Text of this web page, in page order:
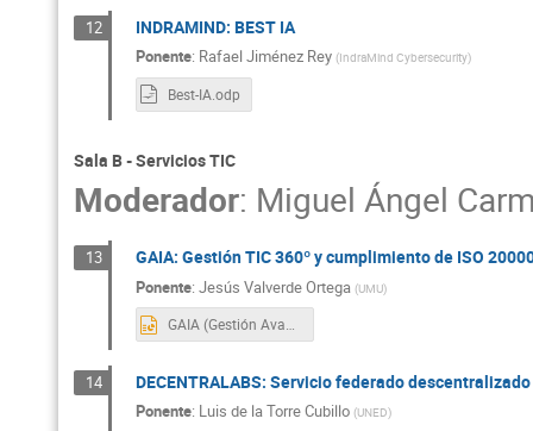
12 INDRAMIND: BEST IA
Ponente: Rafael Jiménez Rey (IndraMind Cybersecurity)
Best-IA.odp
Sala B - Servicios TIC
Moderador: Miguel Ángel
13 GAIA: Gestión TIC 360º y cumplimiento de ISO
Ponente: Jesús Valverde Ortega (UMU)
GAIA (Gestión Avanzada e Integrada de Atención) - GESTIÓN TIC 360º Y CUMPLIMIENTO DE ISO 20000 EN LA UMU FORMATO 16-9.pptx
14 DECENTRALABS: Servicio federado
Ponente: Luis de la Torre Cubillo (UNED)